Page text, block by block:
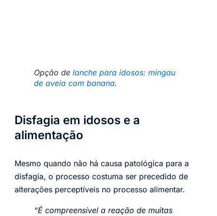
Opção de lanche para idosos: mingau
de aveia com banana.
Disfagia em idosos e a
alimentação
Mesmo quando não há causa patológica para a
disfagia, o processo costuma ser precedido de
alterações perceptíveis no processo alimentar.
“É compreensível a reação de muitas